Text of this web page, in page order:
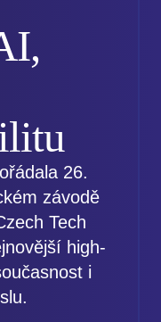
26.
závodě
Tech
high-
i